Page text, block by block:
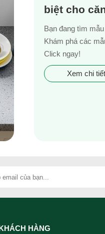
biệt cho
Bạn đang tìm
Khám phá các
Click ngay!
Xem chi tiết
HÀNG